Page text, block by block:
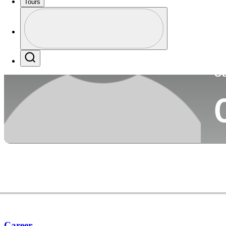
Tours
Profile / PGA Tour Pass Logo